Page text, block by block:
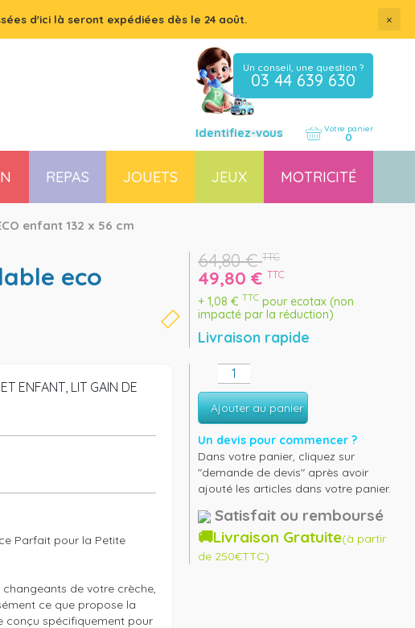
d'ici là seront expédiées dès le 24 août. ×
Un conseil, une question ?
03 44 639 630
Identifiez-vous Votre panier
0
REPAS JOUETS JEUX MOTRICITÉ
enfant 132 x 56 cm
64,80€ TTC
49,80€ TTC
+1,08€ TTC pour ecotax (non
impacté par la réduction)
Livraison rapide
ENFANT, LIT GAIN DE
Parfait pour la Petite
de votre crèche,
ce que propose la
conçu spécifiquement pour
Ajouter au panier
Un devis pour commencer ?
Dans votre panier, cliquez sur
"demande de devis" après avoir
ajouté les articles dans votre panier.
Satisfait ou remboursé
🚚Livraison Gratuite(à partir
de 250€TTC)